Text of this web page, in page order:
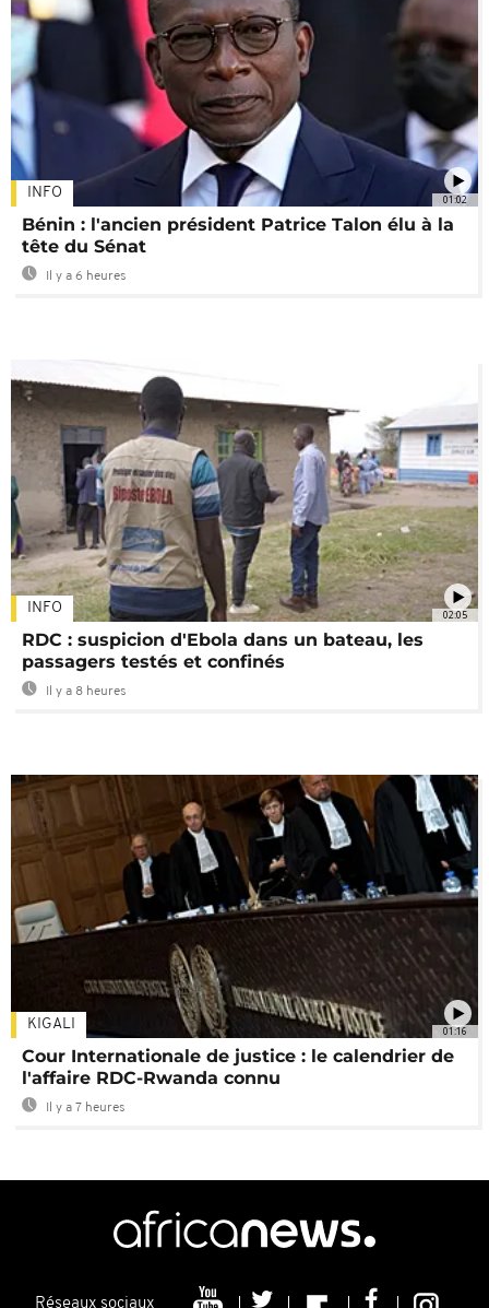
01:02
INFO
Bénin : l'ancien président Patrice Talon élu à la
tête du Sénat
Il y a 6 heures
02:05
INFO
RDC : suspicion d'Ebola dans un bateau, les
passagers testés et confinés
Il y a 8 heures
01:16
KIGALI
Cour Internationale de justice : le calendrier de
l'affaire RDC-Rwanda connu
Il y a 7 heures
Réseaux sociaux